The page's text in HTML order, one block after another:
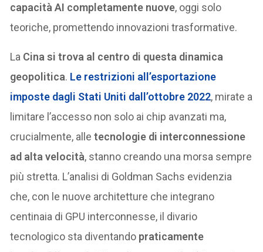
capacità AI completamente nuove, oggi solo
teoriche, promettendo innovazioni trasformative.
La Cina si trova al centro di questa dinamica
geopolitica. Le restrizioni all’esportazione
imposte dagli Stati Uniti dall’ottobre 2022, mirate a
limitare l’accesso non solo ai chip avanzati ma,
crucialmente, alletecnologie di interconnessione
ad alta velocità, stanno creando una morsa sempre
più stretta. L’analisi di Goldman Sachs evidenzia
che, con le nuove architetture che integrano
centinaia di GPU interconnesse, il divario
tecnologico sta diventando praticamente